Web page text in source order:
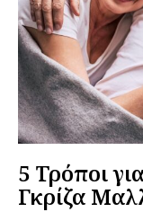
5 Τρόποι
Γκρίζα